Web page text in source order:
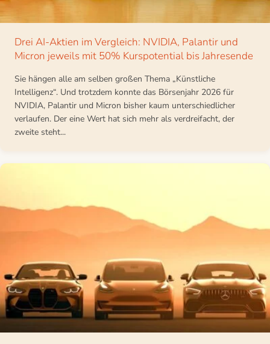
Drei AI-Aktien im Vergleich: NVIDIA, Palantir und
Micron jeweils mit 50% Kurspotential bis Jahresende
Sie hängen alle am selben großen Thema „Künstliche
Intelligenz“. Und trotzdem konnte das Börsenjahr 2026 für
NVIDIA, Palantir und Micron bisher kaum unterschiedlicher
verlaufen. Der eine Wert hat sich mehr als verdreifacht, der
zweite steht...